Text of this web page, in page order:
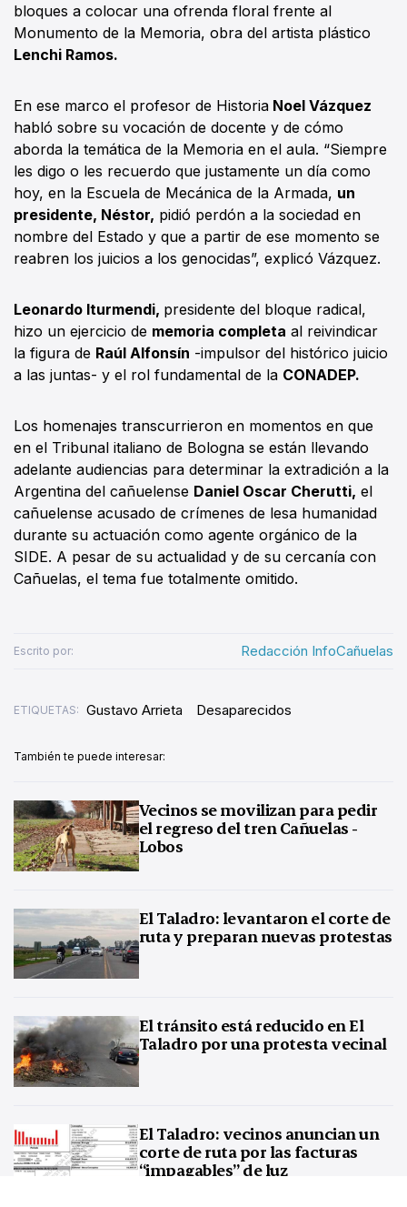
bloques a colocar una ofrenda floral frente al
Monumento de la Memoria, obra del artista plástico
Lenchi Ramos.
En ese marco el profesor de Historia Noel Vázquez
habló sobre su vocación de docente y de cómo
aborda la temática de la Memoria en el aula. “Siempre
les digo o les recuerdo que justamente un día como
hoy, en la Escuela de Mecánica de la Armada, un
presidente, Néstor, pidió perdón a la sociedad en
nombre del Estado y que a partir de ese momento se
reabren los juicios a los genocidas”, explicó Vázquez.
Leonardo Iturmendi, presidente del bloque radical,
hizo un ejercicio de memoria completa al reivindicar
la figura de Raúl Alfonsín -impulsor del histórico juicio
a las juntas- y el rol fundamental de la CONADEP.
Los homenajes transcurrieron en momentos en que
en el Tribunal italiano de Bologna se están llevando
adelante audiencias para determinar la extradición a la
Argentina del cañuelense Daniel Oscar Cherutti, el
cañuelense acusado de crímenes de lesa humanidad
durante su actuación como agente orgánico de la
SIDE. A pesar de su actualidad y de su cercanía con
Cañuelas, el tema fue totalmente omitido.
Escrito por: Redacción InfoCañuelas
ETIQUETAS: Gustavo Arrieta Desaparecidos
También te puede interesar:
Vecinos se movilizan para pedir
el regreso del tren Cañuelas -
Lobos
El Taladro: levantaron el corte de
ruta y preparan nuevas protestas
El tránsito está reducido en El
Taladro por una protesta vecinal
El Taladro: vecinos anuncian un
corte de ruta por las facturas
“impagables” de luz